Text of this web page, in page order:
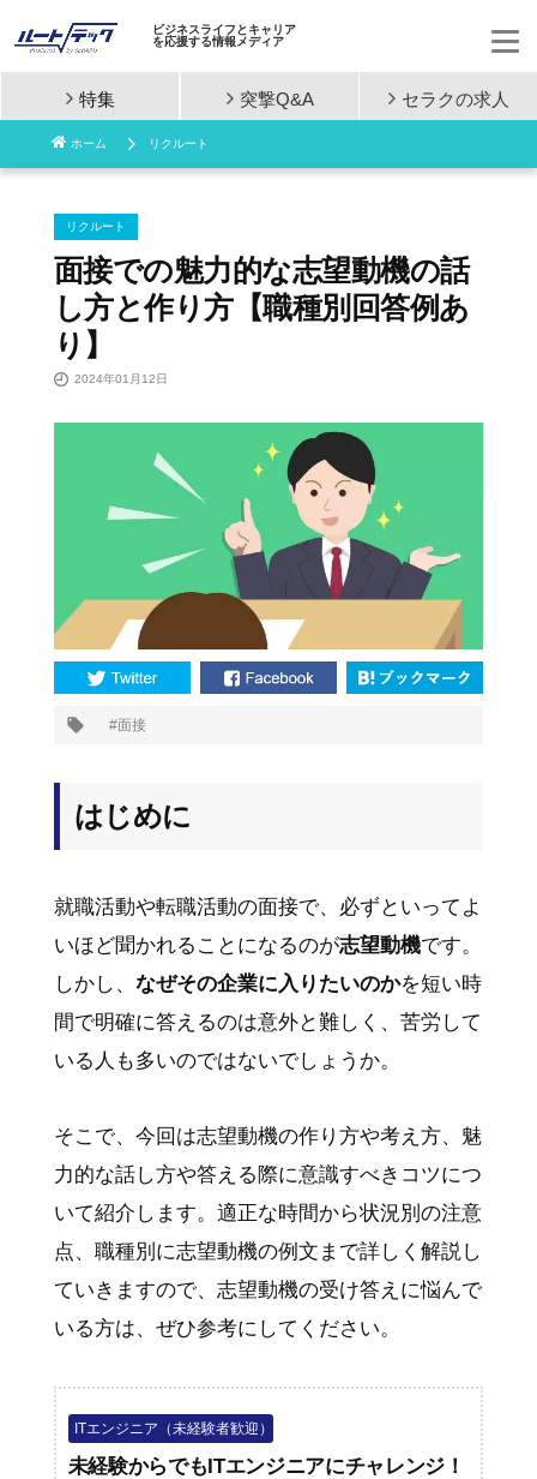
コ
ン
ビジネスライフとキャリア
を応援する情報メディア
特集 突撃Q&A セラクの求人
ホーム リクルート
リクルート
面接での魅力的な志望動機の話
し方と作り方【職種別回答例あ
り】
2024年01月12日
面接
はじめに
就職活動や転職活動の面接で、必ずといってよ
いほど聞かれることになるのが志望動機です。
しかし、 なぜその企業に入りたいのかを短い時
間で明確に答えるのは意外と難しく、苦労して
いる人も多いのではないでしょうか。
そこで、今回は志望動機の作り方や考え方、魅
力的な話し方や答える際に意識すべきコツにつ
いて紹介します。適正な時間から状況別の注意
点、職種別に志望動機の例文まで詳しく解説し
ていきますので、志望動機の受け答えに悩んで
いる方は、ぜひ参考にしてください。
ITエンジニア（未経験者歓迎）
未経験からでもITエンジニアにチャレンジ！